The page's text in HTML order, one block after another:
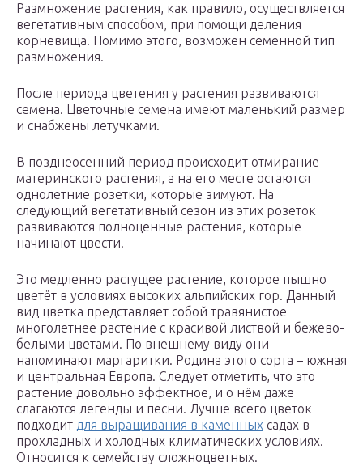
Размножение растения, как правило, осуществляется
вегетативным способом, при помощи деления
корневища. Помимо этого, возможен семенной тип
размножения.
После периода цветения у растения развиваются
семена. Цветочные семена имеют маленький размер
и снабжены летучками.
В позднеосенний период происходит отмирание
материнского растения, а на его месте остаются
однолетние розетки, которые зимуют. На
следующий вегетативный сезон из этих розеток
развиваются полноценные растения, которые
начинают цвести.
Это медленно растущее растение, которое пышно
цветёт в условиях высоких альпийских гор. Данный
вид цветка представляет собой травянистое
многолетнее растение с красивой листвой и бежево-
белыми цветами. По внешнему виду они
напоминают маргаритки. Родина этого сорта – южная
и центральная Европа. Следует отметить, что это
растение довольно эффектное, и о нём даже
слагаются легенды и песни. Лучше всего цветок
подходит для выращивания в каменных садах в
прохладных и холодных климатических условиях.
Относится к семейству сложноцветных.